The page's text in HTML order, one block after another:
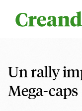
Un rally
Mega-caps